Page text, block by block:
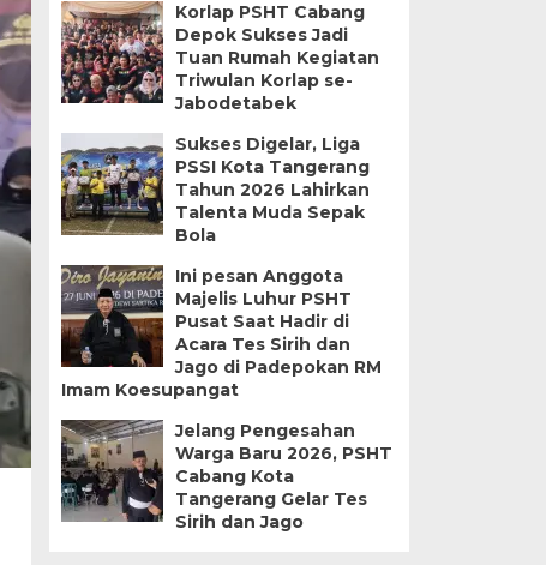
Korlap PSHT Cabang
Depok Sukses Jadi
Tuan Rumah Kegiatan
Triwulan Korlap se-
Jabodetabek
Sukses Digelar, Liga
PSSI Kota Tangerang
Tahun 2026 Lahirkan
Talenta Muda Sepak
Bola
Ini pesan Anggota
Majelis Luhur PSHT
Pusat Saat Hadir di
Acara Tes Sirih dan
Jago di Padepokan RM
Imam Koesupangat
Jelang Pengesahan
Warga Baru 2026, PSHT
Cabang Kota
Tangerang Gelar Tes
Sirih dan Jago